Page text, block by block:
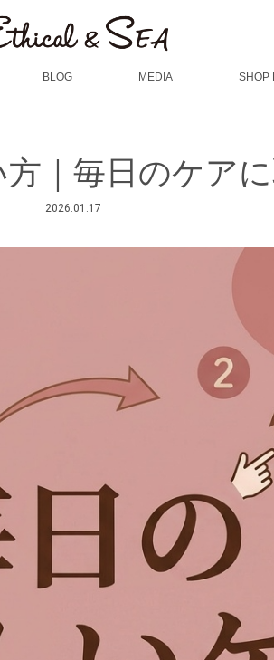
BLOG MEDIA SHOP
｜毎日のケア
2026.01.17